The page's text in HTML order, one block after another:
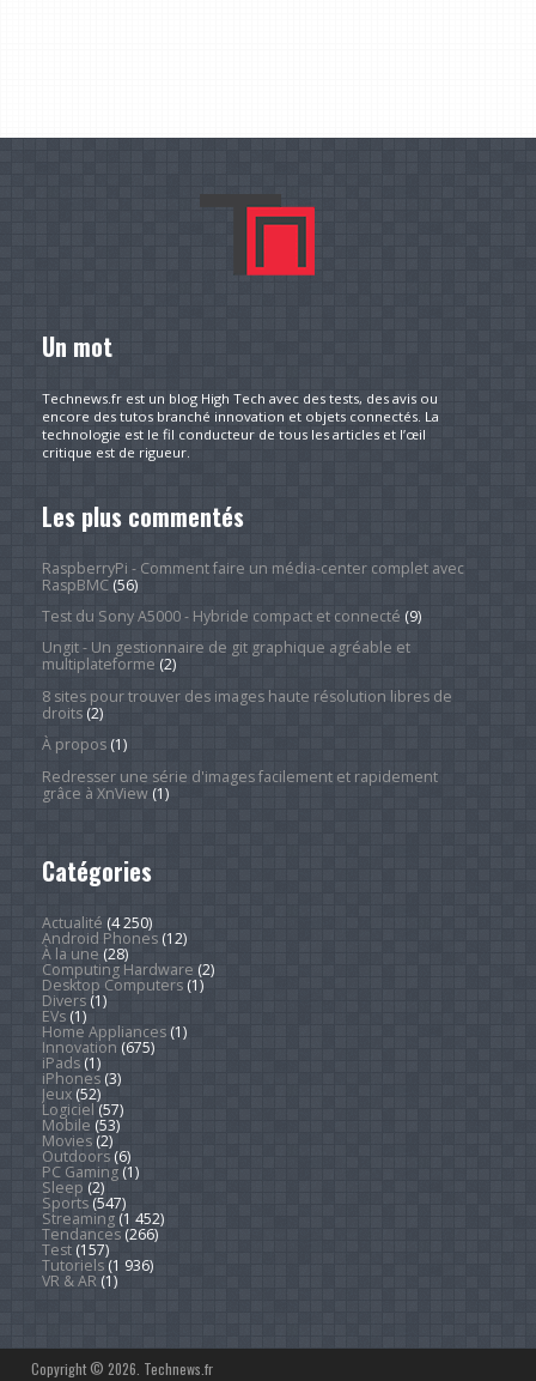
Un mot
Technews.fr est un blog High Tech avec des tests, des avis ou
encore des tutos branché innovation et objets connectés. La
technologie est le fil conducteur de tous les articles et l’œil
critique est de rigueur.
Les plus commentés
RaspberryPi - Comment faire un média-center complet avec
RaspBMC(56)
Test du Sony A5000 - Hybride compact et connecté (9)
Ungit - Un gestionnaire de git graphique agréable et
multiplateforme (2)
8 sites pour trouver des images haute résolution libres de
droits(2)
À propos(1)
Redresser une série d'images facilement et rapidement
grâce à XnView(1)
Catégories
Actualité (4 250)
Android Phones(12)
À la une (28)
Computing Hardware (2)
Desktop Computers(1)
Divers(1)
EVs(1)
Home Appliances(1)
Innovation (675)
iPads(1)
iPhones(3)
Jeux(52)
Logiciel (57)
Mobile (53)
Movies(2)
Outdoors(6)
PC Gaming(1)
Sleep (2)
Sports(547)
Streaming(1 452)
Tendances(266)
Test(157)
Tutoriels(1 936)
VR & AR(1)
Copyright © 2026. Technews.fr